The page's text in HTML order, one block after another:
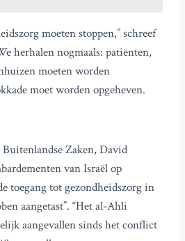
moeten stoppen,” schreef
herhalen nogmaals: patiënten,
moeten worden
moet worden opgeheven.
Zaken, David
van Israël op
toegang tot gezondheidszorg in
aangetast”. “Het al-Ahli
aangevallen sinds het conflict